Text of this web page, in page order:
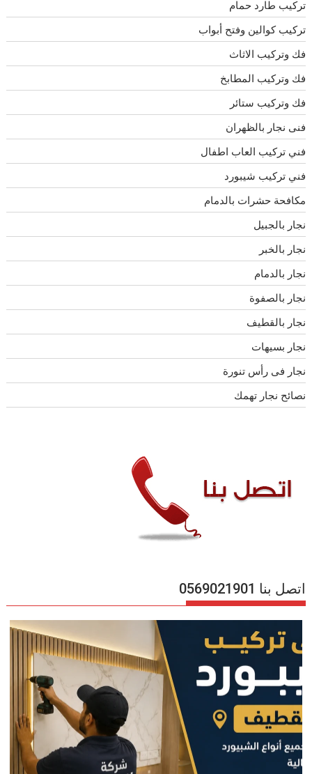
تركيب طارد حمام
تركيب كوالين وفتح أبواب
فك وتركيب الاثاث
فك وتركيب المطابخ
فك وتركيب ستائر
فنى نجار بالظهران
فني تركيب العاب اطفال
فني تركيب شيبورد
مكافحة حشرات بالدمام
نجار بالجبيل
نجار بالخبر
نجار بالدمام
نجار بالصفوة
نجار بالقطيف
نجار بسيهات
نجار فى رأس تنورة
نصائح نجار تهمك
اتصل بنا 0569021901